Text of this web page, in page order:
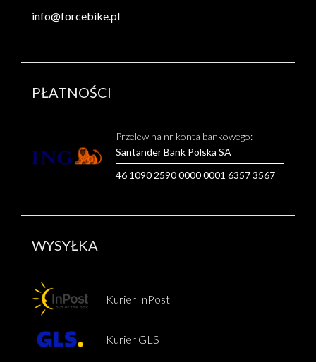
info@forcebike.pl
PŁATNOŚCI
Przelew na nr konta bankowego:
Santander Bank Polska SA
46 1090 2590 0000 0001 6357 3567
WYSYŁKA
Kurier InPost
Kurier GLS